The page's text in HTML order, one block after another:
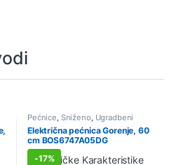
Pećnice Sniženo Ugradbeni
aparati
Električna pećnica Gorenje, 60
cm BOS6747A05DG
-17%